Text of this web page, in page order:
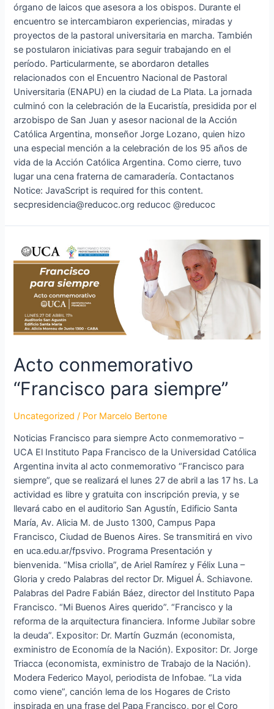
órgano de laicos que asesora a los obispos. Durante el
encuentro se intercambiaron experiencias, miradas y
proyectos de la pastoral universitaria en marcha. También
se postularon iniciativas para seguir trabajando en el
período. Particularmente, se abordaron detalles
relacionados con el Encuentro Nacional de Pastoral
Universitaria (ENAPU) en la ciudad de La Plata. La jornada
culminó con la celebración de la Eucaristía, presidida por el
arzobispo de San Juan y asesor nacional de la Acción
Católica Argentina, monseñor Jorge Lozano, quien hizo
una especial mención a la celebración de los 95 años de
vida de la Acción Católica Argentina. Como cierre, tuvo
lugar una cena fraterna de camaradería. Contactanos
Notice: JavaScript is required for this content.
secpresidencia@reducoc.org reducoc @reducoc
Acto conmemorativo
“Francisco para siempre”
Uncategorized / Por Marcelo Bertone
Noticias Francisco para siempre Acto conmemorativo –
UCA El Instituto Papa Francisco de la Universidad Católica
Argentina invita al acto conmemorativo “Francisco para
siempre”, que se realizará el lunes 27 de abril a las 17 hs. La
actividad es libre y gratuita con inscripción previa, y se
llevará cabo en el auditorio San Agustín, Edificio Santa
María, Av. Alicia M. de Justo 1300, Campus Papa
Francisco, Ciudad de Buenos Aires. Se transmitirá en vivo
en uca.edu.ar/fpsvivo. Programa Presentación y
bienvenida. “Misa criolla”, de Ariel Ramírez y Félix Luna –
Gloria y credo Palabras del rector Dr. Miguel Á. Schiavone.
Palabras del Padre Fabián Báez, director del Instituto Papa
Francisco. “Mi Buenos Aires querido”. “Francisco y la
reforma de la arquitectura financiera. Informe Jubilar sobre
la deuda”. Expositor: Dr. Martín Guzmán (economista,
exministro de Economía de la Nación). Expositor: Dr. Jorge
Triacca (economista, exministro de Trabajo de la Nación).
Modera Federico Mayol, periodista de Infobae. “La vida
como viene”, canción lema de los Hogares de Cristo
inspirada en una frase del Papa Francisco, por el Coro